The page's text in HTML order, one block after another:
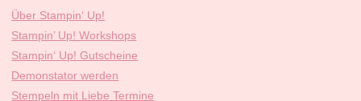
Über Stampin‘ Up!
Stampin’ Up! Workshops
Stampin‘ Up! Gutscheine
Demonstator werden
Stempeln mit Liebe Termine